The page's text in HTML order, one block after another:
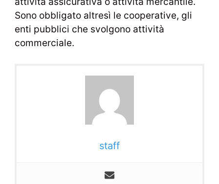
Sono obbligato altresì le cooperative, gli
enti pubblici che svolgono attività
commerciale.
staff